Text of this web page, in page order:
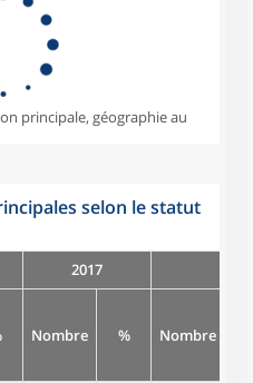
principale, géographie au
selon le statut
2017
Nombre % Nombre